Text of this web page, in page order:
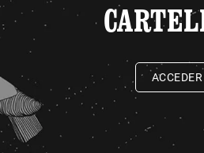
ACCEDER